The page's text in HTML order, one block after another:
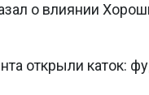
о влиянии
открыли каток: